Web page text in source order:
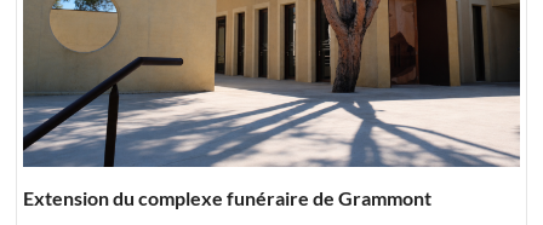
Extension du complexe funéraire de Grammont